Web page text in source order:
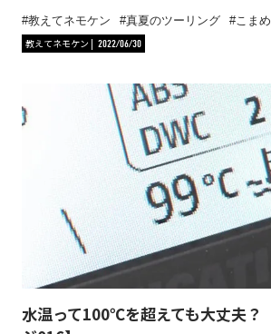
教えてネモケン 真夏のツーリング
こま
教えてネモケン
2022/06/30
水温って100℃を超えても大丈夫？